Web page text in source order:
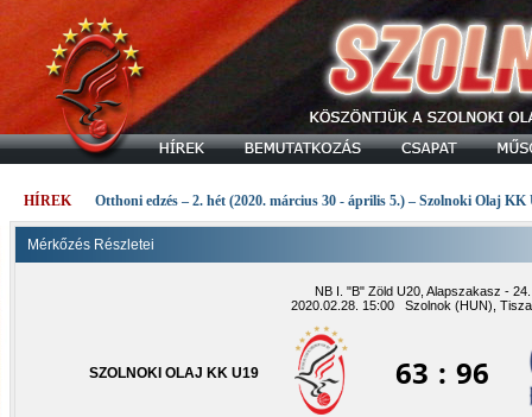
HÍREK Otthoni edzés – 2. hét (2020. március 30 - április 5.) – Szolnoki Olaj KK
Mérkőzés Részletei
NB I. "B" Zöld U20, Alapszakasz -
2020.02.28. 15:00 Szolnok (HUN),
SZOLNOKI OLAJ KK U19 63 : 96